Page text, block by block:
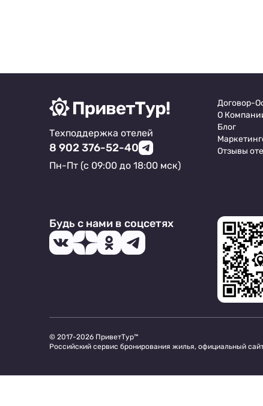
Техподдержка отелей
8 902 376-52-40
Пн-Пт (с 09:00 до 18:00 мск)
Договор-
О
Блог
Отзывы
Будь с нами в соцсетях
© 2017-2026 ПриветТур™
Российский сервис бронирования жилья, официальный